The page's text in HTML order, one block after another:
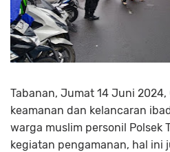
Tabanan, Jumat 14 Juni 2024,
keamanan dan kelancaran
warga muslim personil Polsek
kegiatan pengamanan, hal ini